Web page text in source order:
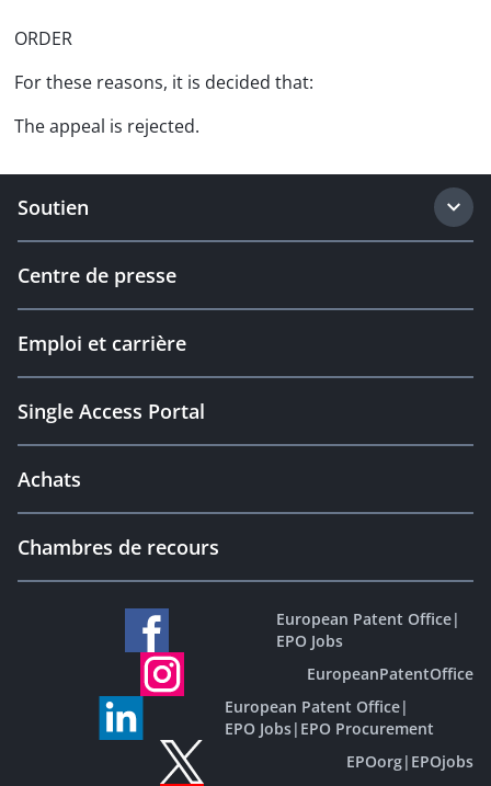
ORDER
For these reasons, it is decided that:
The appeal is rejected.
Soutien
Centre de presse
Emploi et carrière
Single Access Portal
Achats
Chambres de recours
European Patent Office|
EPO Jobs
EuropeanPatentOffice
European Patent Office|
EPO Jobs| EPO Procurement
EPOorg| EPOjobs